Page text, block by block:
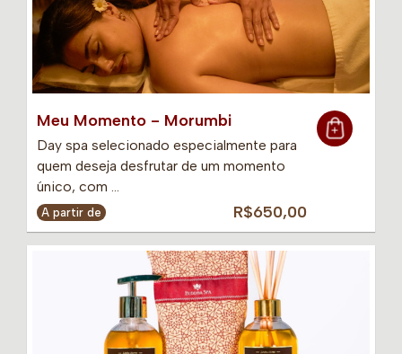
Meu Momento - Morumbi
Day spa selecionado especialmente para
quem deseja desfrutar de um momento
único, com …
A partir de R$650,00